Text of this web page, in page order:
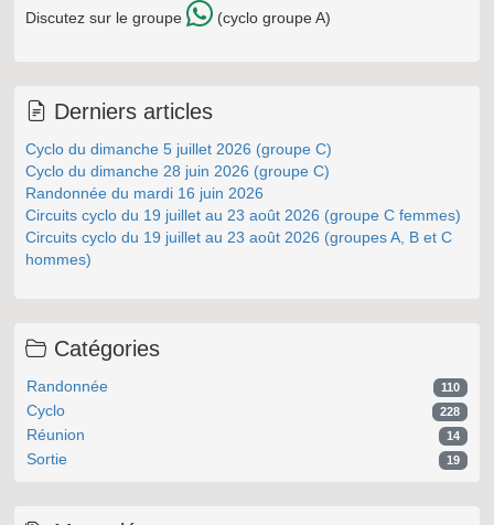
Discutez sur le groupe (cyclo groupe A)
Derniers articles
Cyclo du dimanche 5 juillet 2026 (groupe C)
Cyclo du dimanche 28 juin 2026 (groupe C)
Randonnée du mardi 16 juin 2026
Circuits cyclo du 19 juillet au 23 août 2026 (groupe C femmes)
Circuits cyclo du 19 juillet au 23 août 2026 (groupes A, B et C
hommes)
Catégories
Randonnée 110
Cyclo 228
Réunion 14
Sortie 19